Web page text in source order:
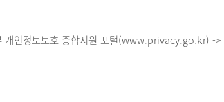
개인정보보호 종합지원 포털(www.privacy.go.kr) ->